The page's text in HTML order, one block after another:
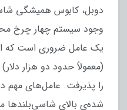
دوبل، کابوس همیشگی
وجود سیستم چهار چرخ
یک عامل ضروری است که
(معمولاً حدود دو هزار
را پذیرفت. عامل‌های مهم
شده‌ی بالای شاسی‌بلندها